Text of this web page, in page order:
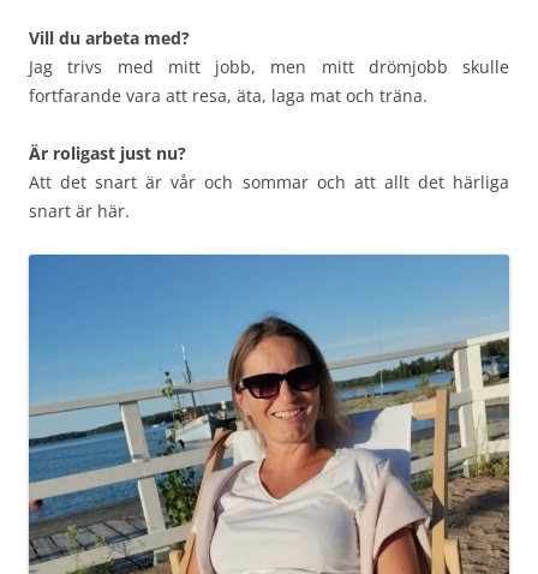
Vill du arbeta med?
Jag trivs med mitt jobb, men mitt drömjobb skulle
fortfarande vara att resa, äta, laga mat och träna.
Är roligast just nu?
Att det snart är vår och sommar och att allt det härliga
snart är här.